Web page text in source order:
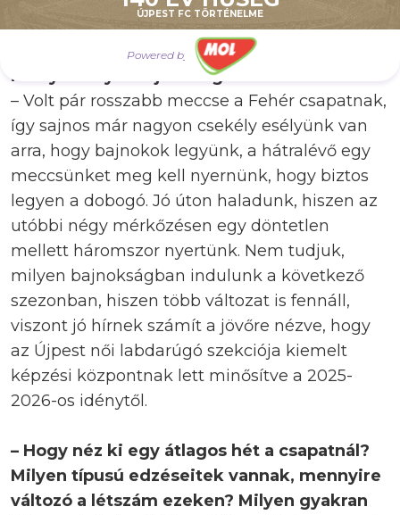
ÚJPEST FC TÖRTÉNELME
Powered by
– Miért nem jött össze a bajnoki cím a Fehér
csapattal? Hogyan alakul a következő
idény? Melyik bajnokságban indulhattok?
– Volt pár rosszabb meccse a Fehér csapatnak,
így sajnos már nagyon csekély esélyünk van
arra, hogy bajnokok legyünk, a hátralévő egy
meccsünket meg kell nyernünk, hogy biztos
legyen a dobogó. Jó úton haladunk, hiszen az
utóbbi négy mérkőzésen egy döntetlen
mellett háromszor nyertünk. Nem tudjuk,
milyen bajnokságban indulunk a következő
szezonban, hiszen több változat is fennáll,
viszont jó hírnek számít a jövőre nézve, hogy
az Újpest női labdarúgó szekciója kiemelt
képzési központnak lett minősítve a 2025-
2026-os idénytől.
– Hogy néz ki egy átlagos hét a csapatnál?
Milyen típusú edzéseitek vannak, mennyire
változó a létszám ezeken? Milyen gyakran